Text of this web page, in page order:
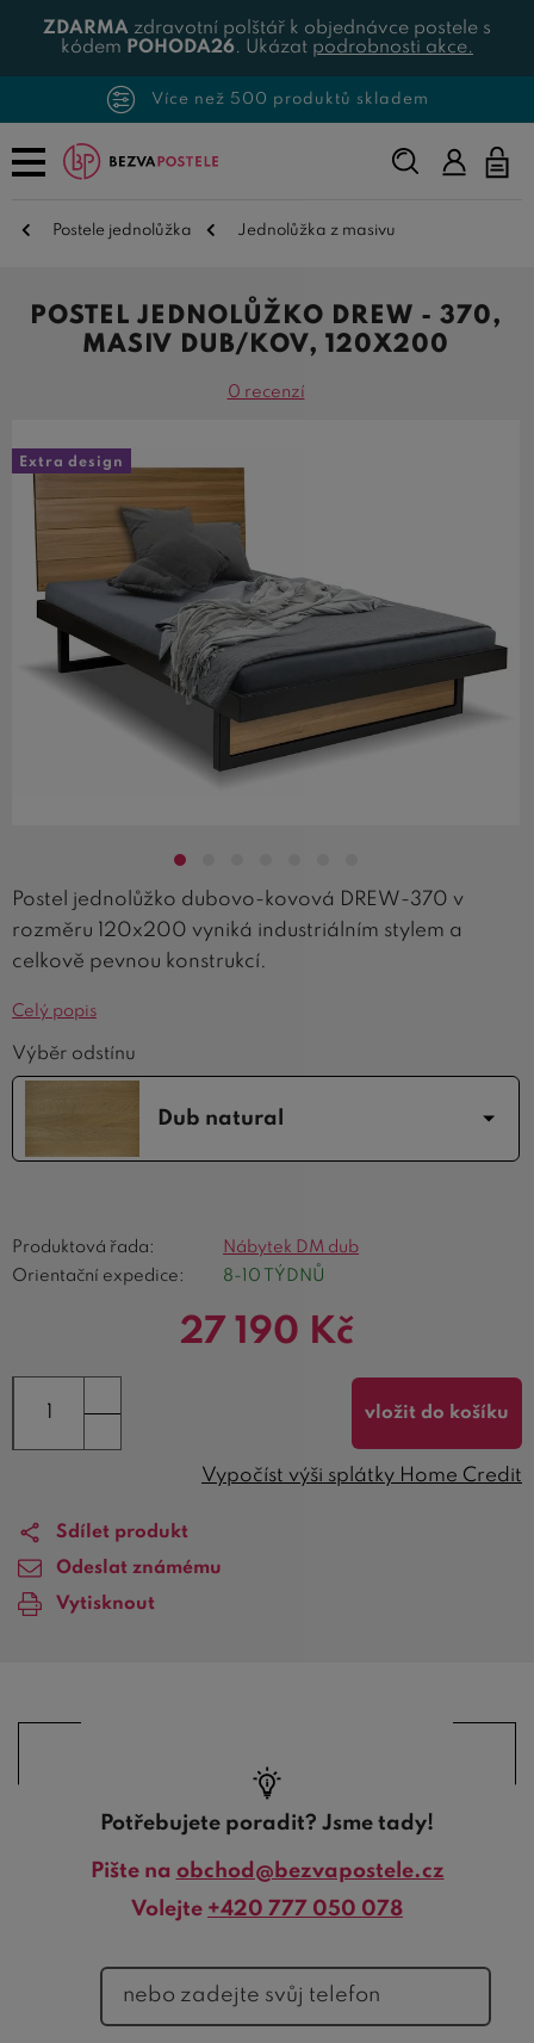
ZDARMA zdravotní polštář k objednávce postele s
kódem POHODA26. Ukázat podrobnosti akce.
Více než 500 produktů skladem
Napište,
co
Postele jednolůžka Jednolůžka z masivu
POSTEL JEDNOLŮŽKO DREW - 370,
MASIV DUB/KOV, 120X200
0 recenzí
Postel jednolůžko dubovo-kovová DREW-370 v
rozměru 120x200 vyniká industriálním stylem a
celkově pevnou konstrukcí.
Celý popis
Výběr odstínu
Dub natural
Extra design
Produktová řada:
Nábytek DM dub
Orientační expedice:
8-10 TÝDNŮ
27 190 Kč
vložit do košíku
Vypočíst výši splátky Home Credit
Sdílet produkt
Odeslat známému
Vytisknout
Potřebujete poradit? Jsme tady!
Pište na obchod@bezvapostele.cz
Volejte +420 777 050 078
telefon